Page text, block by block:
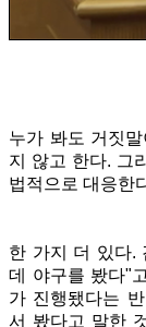
누가 봐도 거짓
지 않고 한다. 그
법적으로 대응한
한 가지 더 있다.
데 야구를 봤다"
가 진행됐다는
서 봤다고 말한